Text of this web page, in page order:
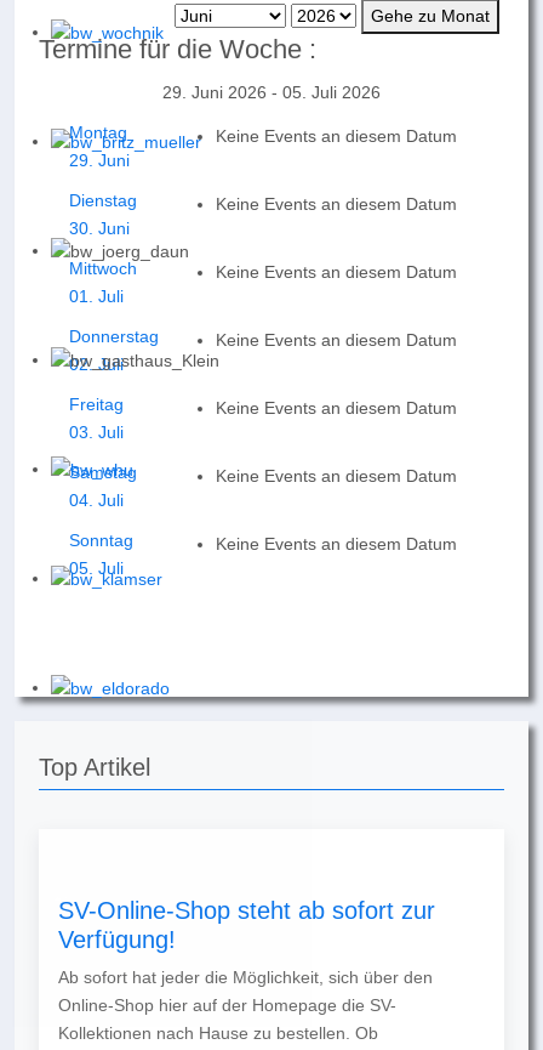
Gehe zu Monat
Termine für die Woche :
29. Juni 2026 - 05. Juli 2026
Montag
29. Juni
Keine Events an diesem Datum
Dienstag
30. Juni
Keine Events an diesem Datum
Mittwoch
01. Juli
Keine Events an diesem Datum
Donnerstag
02. Juli
Keine Events an diesem Datum
Freitag
03. Juli
Keine Events an diesem Datum
Samstag
04. Juli
Keine Events an diesem Datum
Sonntag
05. Juli
Keine Events an diesem Datum
Top Artikel
SV-Online-Shop steht ab sofort zur
Verfügung!
Ab sofort hat jeder die Möglichkeit, sich über den
Online-Shop hier auf der Homepage die SV-
Kollektionen nach Hause zu bestellen. Ob